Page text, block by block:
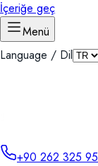
İçeriğe geç
Menü
Language / Dil
+90 262 325